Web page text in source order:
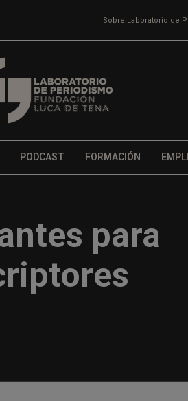
Sobre Laboratorio de
PODCAST FORMACIÓN
para